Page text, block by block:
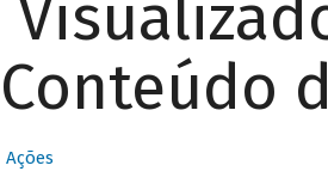
Conteúdo
Ações